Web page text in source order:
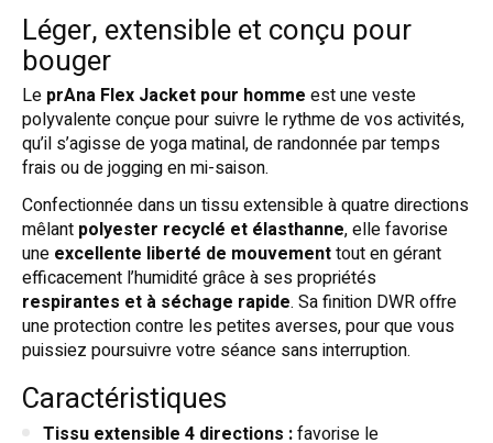
Léger, extensible et conçu pour
bouger
Le prAna Flex Jacket pour homme est une veste
polyvalente conçue pour suivre le rythme de vos activités,
qu’il s’agisse de yoga matinal, de randonnée par temps
frais ou de jogging en mi-saison.
Confectionnée dans un tissu extensible à quatre directions
mêlant polyester recyclé et élasthanne, elle favorise
une excellente liberté de mouvementtout en gérant
efficacement l’humidité grâce à ses propriétés
respirantes et à séchage rapide. Sa finition DWR offre
une protection contre les petites averses, pour que vous
puissiez poursuivre votre séance sans interruption.
Caractéristiques
Tissu extensible 4 directions :favorise le